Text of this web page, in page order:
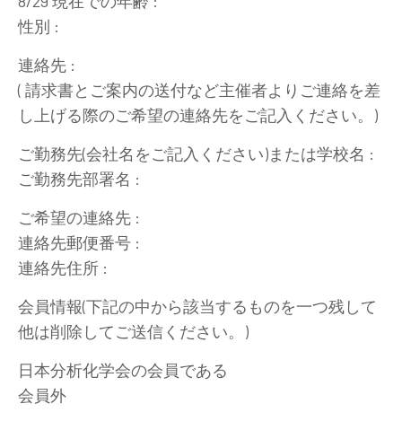
性別 :
連絡先 :
( 請求書とご案内の送付など主催者よりご連絡を差
し上げる際のご希望の連絡先をご記入ください。)
ご勤務先(会社名をご記入ください)または学校名 :
ご勤務先部署名 :
ご希望の連絡先 :
連絡先郵便番号 :
連絡先住所 :
会員情報(下記の中から該当するものを一つ残して
他は削除してご送信ください。)
日本分析化学会の会員である
会員外